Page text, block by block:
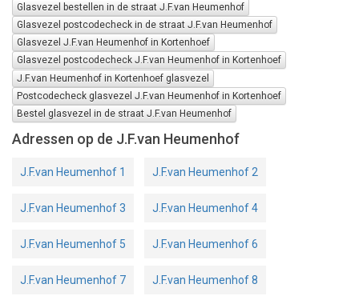
Glasvezel bestellen in de straat J.F.van Heumenhof
Glasvezel postcodecheck in de straat J.F.van Heumenhof
Glasvezel J.F.van Heumenhof in Kortenhoef
Glasvezel postcodecheck J.F.van Heumenhof in Kortenhoef
J.F.van Heumenhof in Kortenhoef glasvezel
Postcodecheck glasvezel J.F.van Heumenhof in Kortenhoef
Bestel glasvezel in de straat J.F.van Heumenhof
Adressen op de J.F.van Heumenhof
J.F.van Heumenhof 1 J.F.van Heumenhof 2
J.F.van Heumenhof 3 J.F.van Heumenhof 4
J.F.van Heumenhof 5 J.F.van Heumenhof 6
J.F.van Heumenhof 7 J.F.van Heumenhof 8